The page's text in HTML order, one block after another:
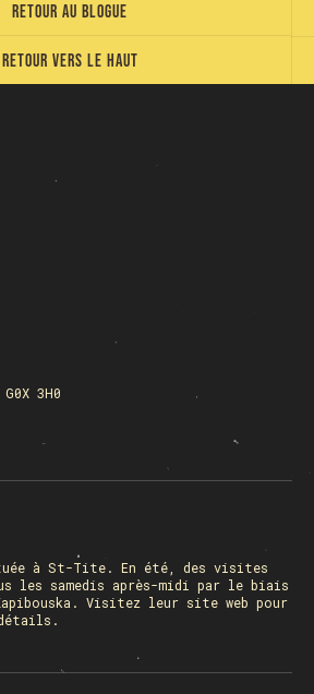
Retour vers le haut
Retour au blogue
3H0
à St-Tite. En été, des visites
les samedis après-midi par le biais
Visitez leur site web pour
DES FÊTES